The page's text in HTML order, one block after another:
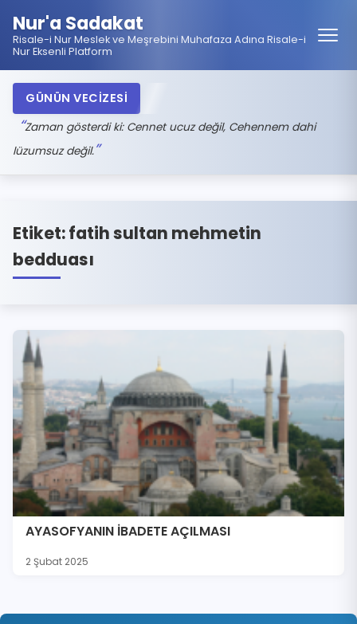
Nur'a Sadakat
Risale-i Nur Meslek ve Meşrebini Muhafaza Adına Risale-i
Nur Eksenli Platform
GÜNÜN VECİZESİ
Zaman gösterdi ki: Cennet ucuz değil, Cehennem dahi
lüzumsuz değil.
Etiket:fatih sultan mehmetin
bedduası
AYASOFYANIN İBADETE AÇILMASI
2 Şubat 2025